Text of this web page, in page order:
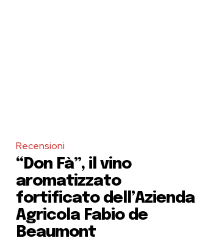
Recensioni
“Don Fà”, il vino
aromatizzato
fortificato dell’Azienda
Agricola Fabio de
Beaumont